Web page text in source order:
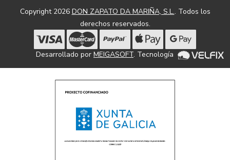
Copyright 2026 DON ZAPATO DA MARIÑA, S.L.. Todos los
derechos reservados.
Desarrollado por MEIGASOFT. Tecnología